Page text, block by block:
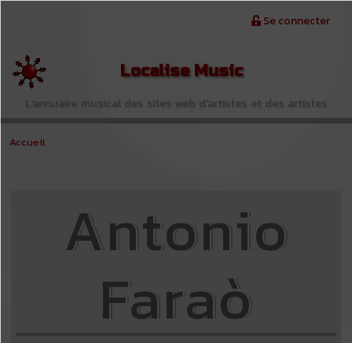
Se connecter
Localise Music
L'annuaire musical des sites web d'artistes et des artistes
Accueil
Antonio
Faraò